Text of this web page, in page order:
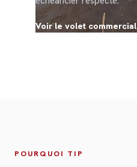
Voir le volet commercial
POURQUOI TIP